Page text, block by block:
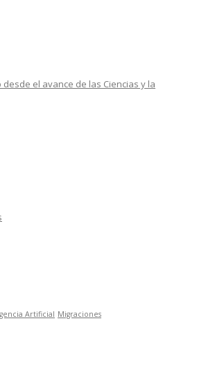
el avance de las Ciencias y la
Artificial Migraciones